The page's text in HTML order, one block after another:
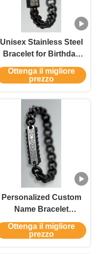
Unisex Stainless Steel
Bracelet for Birthday
Holiday Gift with
Engraved Logo
Ottenga il migliore
prezzo
Personalized Custom
Name Bracelet
Stainless Steel DIY
Bracelet Jewelry
Ottenga il migliore
prezzo